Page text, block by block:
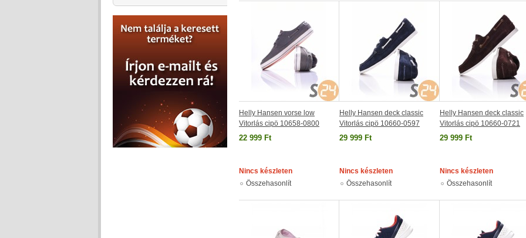
Helly Hansen vorse low
Vitorlás cipö 10658-0800
22 999 Ft
Nincs készleten
Összehasonlít
Helly Hansen deck classic
Vitorlás cipö 10660-0597
29 999 Ft
Nincs készleten
Összehasonlít
Helly Hansen deck classic
Vitorlás cipö 10660-0721
29 999 Ft
Nincs készleten
Összehasonlít